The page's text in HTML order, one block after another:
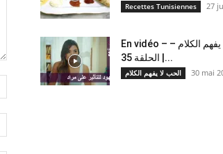
Recettes Tunisiennes 27
En vidéo – الحب لا يفهم الكلام –
الحلقة 35 |...
الحب لا يفهم الكلام 30 mai